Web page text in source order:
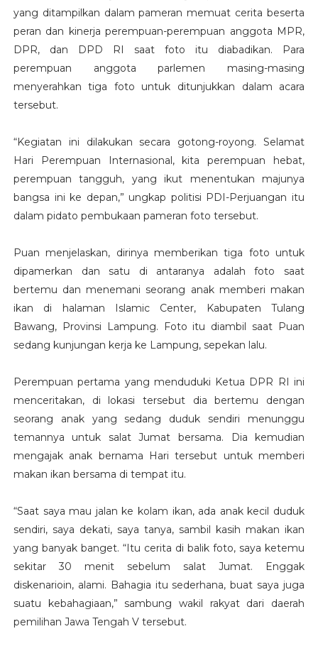
yang ditampilkan dalam pameran memuat cerita beserta
peran dan kinerja perempuan-perempuan anggota MPR,
DPR, dan DPD RI saat foto itu diabadikan. Para
perempuan anggota parlemen masing-masing
menyerahkan tiga foto untuk ditunjukkan dalam acara
tersebut.
“Kegiatan ini dilakukan secara gotong-royong. Selamat
Hari Perempuan Internasional, kita perempuan hebat,
perempuan tangguh, yang ikut menentukan majunya
bangsa ini ke depan,” ungkap politisi PDI-Perjuangan itu
dalam pidato pembukaan pameran foto tersebut.
Puan menjelaskan, dirinya memberikan tiga foto untuk
dipamerkan dan satu di antaranya adalah foto saat
bertemu dan menemani seorang anak memberi makan
ikan di halaman Islamic Center, Kabupaten Tulang
Bawang, Provinsi Lampung. Foto itu diambil saat Puan
sedang kunjungan kerja ke Lampung, sepekan lalu.
Perempuan pertama yang menduduki Ketua DPR RI ini
menceritakan, di lokasi tersebut dia bertemu dengan
seorang anak yang sedang duduk sendiri menunggu
temannya untuk salat Jumat bersama. Dia kemudian
mengajak anak bernama Hari tersebut untuk memberi
makan ikan bersama di tempat itu.
“Saat saya mau jalan ke kolam ikan, ada anak kecil duduk
sendiri, saya dekati, saya tanya, sambil kasih makan ikan
yang banyak banget. “Itu cerita di balik foto, saya ketemu
sekitar 30 menit sebelum salat Jumat. Enggak
diskenarioin, alami. Bahagia itu sederhana, buat saya juga
suatu kebahagiaan,” sambung wakil rakyat dari daerah
pemilihan Jawa Tengah V tersebut.